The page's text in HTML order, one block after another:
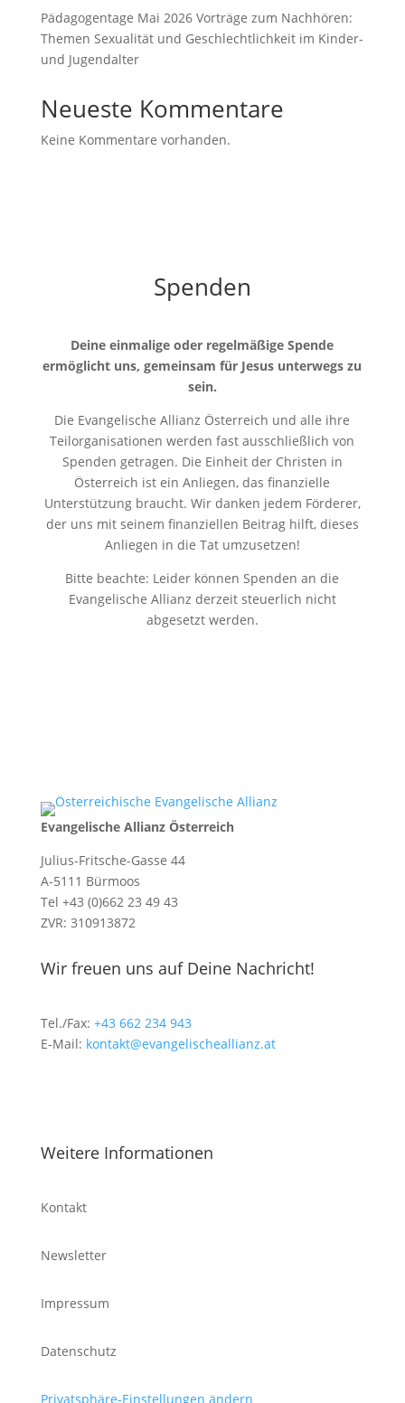
Pädagogentage Mai 2026 Vorträge zum Nachhören:
Themen Sexualität und Geschlechtlichkeit im Kinder-
und Jugendalter
Neueste Kommentare
Keine Kommentare vorhanden.
Spenden
Deine einmalige oder regelmäßige Spende
ermöglicht uns, gemeinsam für Jesus unterwegs zu
sein.
Die Evangelische Allianz Österreich und alle ihre
Teilorganisationen werden fast ausschließlich von
Spenden getragen. Die Einheit der Christen in
Österreich ist ein Anliegen, das finanzielle
Unterstützung braucht. Wir danken jedem Förderer,
der uns mit seinem finanziellen Beitrag hilft, dieses
Anliegen in die Tat umzusetzen!
Bitte beachte: Leider können Spenden an die
Evangelische Allianz derzeit steuerlich nicht
abgesetzt werden.
Evangelische Allianz Österreich
Julius-Fritsche-Gasse 44
A-5111 Bürmoos
Tel +43 (0)662 23 49 43
ZVR: 310913872
Wir freuen uns auf Deine Nachricht!
Tel./Fax: +43 662 234 943
E-Mail: kontakt@evangelischeallianz.at
Weitere Informationen
Kontakt
Newsletter
Impressum
Datenschutz
Privatsphäre-Einstellungen ändern